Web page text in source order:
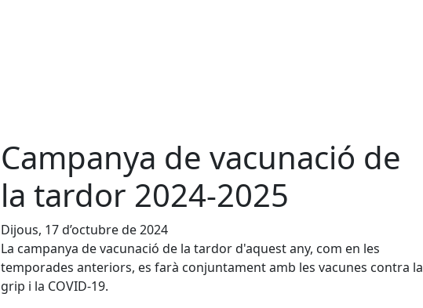
Campanya de vacunació de
la tardor 2024-2025
Dijous, 17 d’octubre de 2024
La campanya de vacunació de la tardor d'aquest any, com en les
temporades anteriors, es farà conjuntament amb les vacunes contra la
grip i la COVID-19.